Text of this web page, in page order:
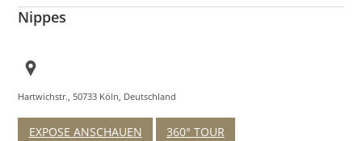
Nippes
Hartwichstr., 50733 Köln, Deutschland
EXPOSE ANSCHAUEN 360° TOUR